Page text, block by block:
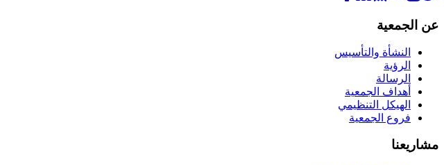
عن الجمعية
النشأة والتأسيس
الرؤية
الرسالة
أهداف الجمعية
الهيكل التنظيمي
فروع الجمعية
مشاريعنا